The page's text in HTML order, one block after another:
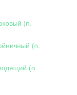
(n.
(n.
(n.